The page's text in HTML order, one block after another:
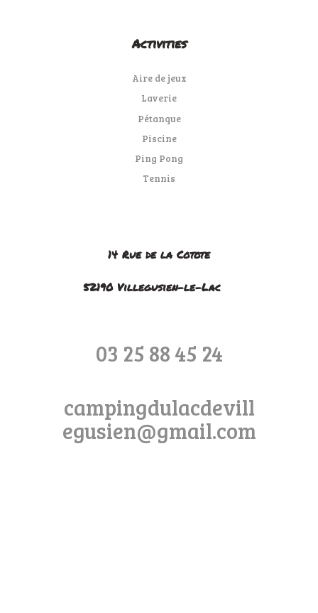
Activities
Aire de jeux
Laverie
Pétanque
Piscine
Ping Pong
Tennis
14 Rue de la Cotote
52190 Villegusien-le-Lac
03 25 88 45 24
campingdulacdevill
egusien@gmail.com